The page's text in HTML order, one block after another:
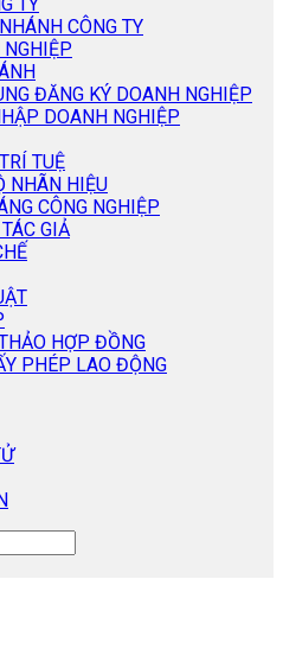
CÔNG TY
ĐĂNG KÝ DOANH NGHIỆP
DOANH NGHIỆP
TUỆ
NHÃN HIỆU
CÔNG NGHIỆP
GIẢ
HỢP ĐỒNG
PHÉP LAO ĐỘNG